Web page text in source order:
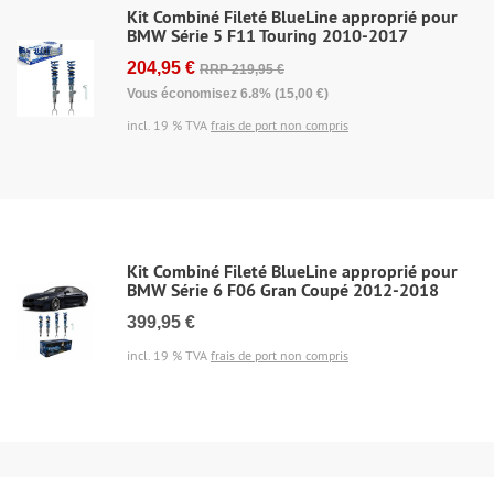
Kit Combiné Fileté BlueLine approprié pour
BMW Série 5 F11 Touring 2010-2017
204,95 € RRP 219,95 €
Vous économisez 6.8% (15,00 €)
incl. 19 % TVA frais de port non compris
Kit Combiné Fileté BlueLine approprié pour
BMW Série 6 F06 Gran Coupé 2012-2018
399,95 €
incl. 19 % TVA frais de port non compris